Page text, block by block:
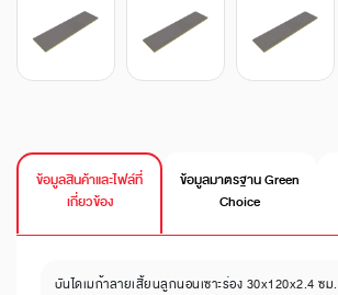
ข้อมูลสินค้าและไฟล์ที่
เกี่ยวข้อง
ข้อมูลมาตรฐาน Green
Choice
บันไดเมก้าลายเสี้ยนลูกนอนเซาะร่อง 30x120x2.4 ซม.